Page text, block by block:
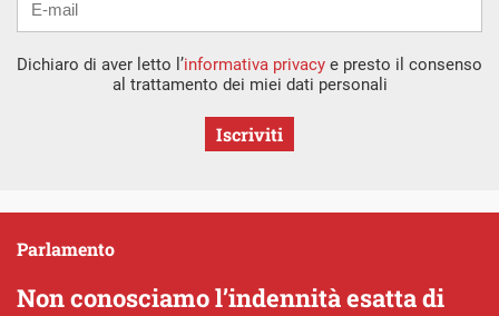
Dichiaro di aver letto l’informativa privacy e presto il consenso
al trattamento dei miei dati personali
Iscriviti
Non conosciamo l’indennità esatta di
Parlamento